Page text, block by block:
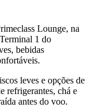
Lounge, na
1 do
bebidas
leves e opções de
refrigerantes, chá e
antes do voo.